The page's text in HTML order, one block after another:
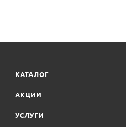
КАТАЛОГ
АКЦИИ
УСЛУГИ